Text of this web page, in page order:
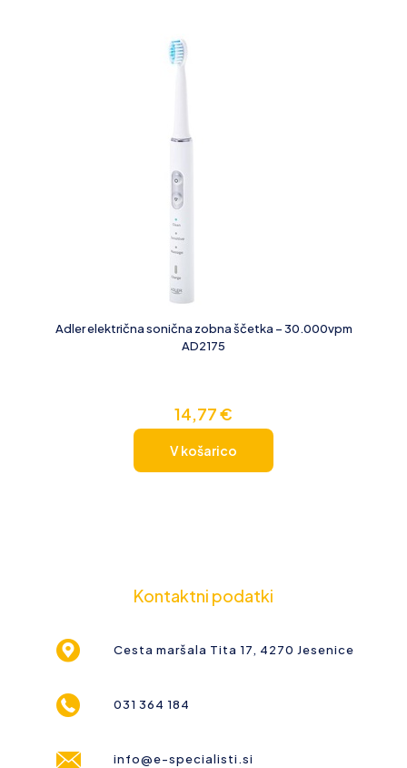
Adler električna sonična zobna ščetka – 30.000vpm
AD2175
14,77€
V košarico
Kontaktni podatki
Cesta maršala Tita 17, 4270 Jesenice
031 364 184
info@e-specialisti.si